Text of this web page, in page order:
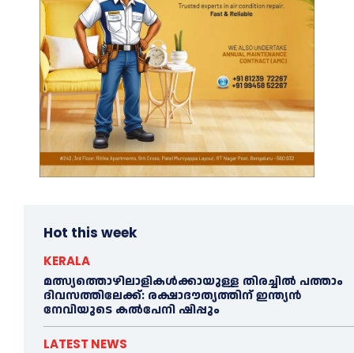
Hot this week
KERALA
മത്സ്യത്തൊഴിലാളികള്‍ക്കായുള്ള തിരച്ചില്‍ പത്താം
ദിവസത്തിലേക്ക്: രക്ഷാദൗത്യത്തിന് ഇന്ത്യൻ
നേവിയുടെ കല്‍പേനി ഷിപ്പും
LATEST NEWS